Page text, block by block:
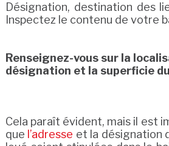
Désignation, destination des
Inspectez le contenu de votre
Renseignez-vous sur la
désignation et la superficie
Cela paraît évident, mais il est
que l’adresse et la désignation